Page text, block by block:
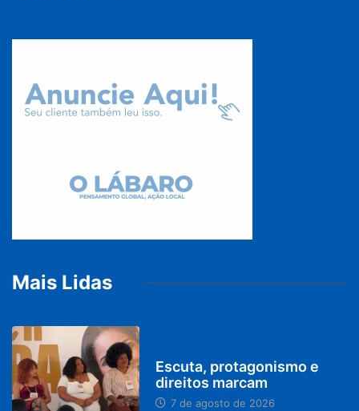
Mais Lidas
Escuta, protagonismo e
direitos marcam
7 de agosto de 2026